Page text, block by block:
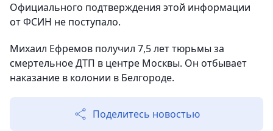
Официального подтверждения этой информации
от ФСИН не поступало.
Михаил Ефремов получил 7,5 лет тюрьмы за
смертельное ДТП в центре Москвы. Он отбывает
наказание в колонии в Белгороде.
Поделитесь новостью